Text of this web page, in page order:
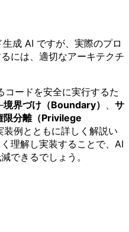
成 AI ですが、実際のプロ
には、適切なアーキテクチ
ードを安全に実行するた
境界づけ（Boundary） 、 サ
限分離（Privilege
例とともに詳しく解説い
理解し実装することで、AI
できるでしょう。